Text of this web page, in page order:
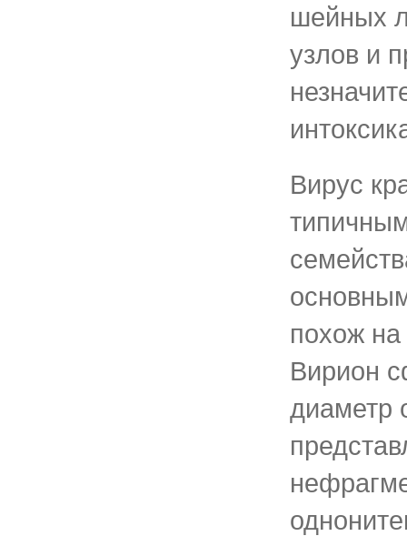
шейных
узлов и
Вирус
похож
Вирион
диаметр